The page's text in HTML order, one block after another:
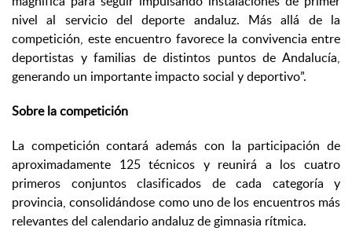
nivel al servicio del deporte andaluz. Más allá de la
competición, este encuentro favorece la convivencia entre
deportistas y familias de distintos puntos de Andalucía,
generando un importante impacto social y deportivo”.
Sobre la competición
La competición contará además con la participación de
aproximadamente 125 técnicos y reunirá a los cuatro
primeros conjuntos clasificados de cada categoría y
provincia, consolidándose como uno de los encuentros más
relevantes del calendario andaluz de gimnasia rítmica.